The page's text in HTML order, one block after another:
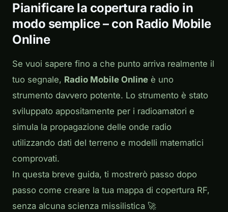
Pianificare la copertura radio in
modo semplice – con Radio Mobile
Online
Se vuoi sapere fino a che punto arriva realmente il
tuo segnale, Radio Mobile Online è uno
strumento davvero potente. Lo strumento è stato
sviluppato appositamente per i radioamatori e
simula la propagazione delle onde radio
utilizzando dati del terreno e modelli matematici
comprovati.
In questa breve guida, ti mostrerò passo dopo
passo come creare la tua mappa di copertura RF,
senza alcuna scienza missilistica 🚀